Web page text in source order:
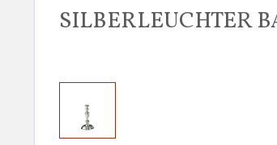
SILBERLEUCHTER